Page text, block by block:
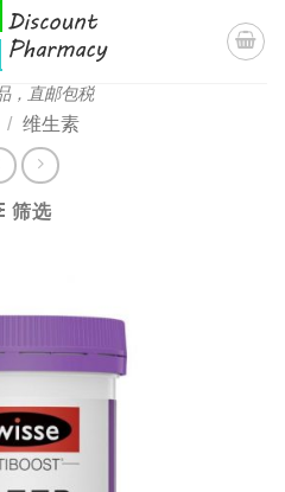
，直邮包税
/ 维生素
筛选